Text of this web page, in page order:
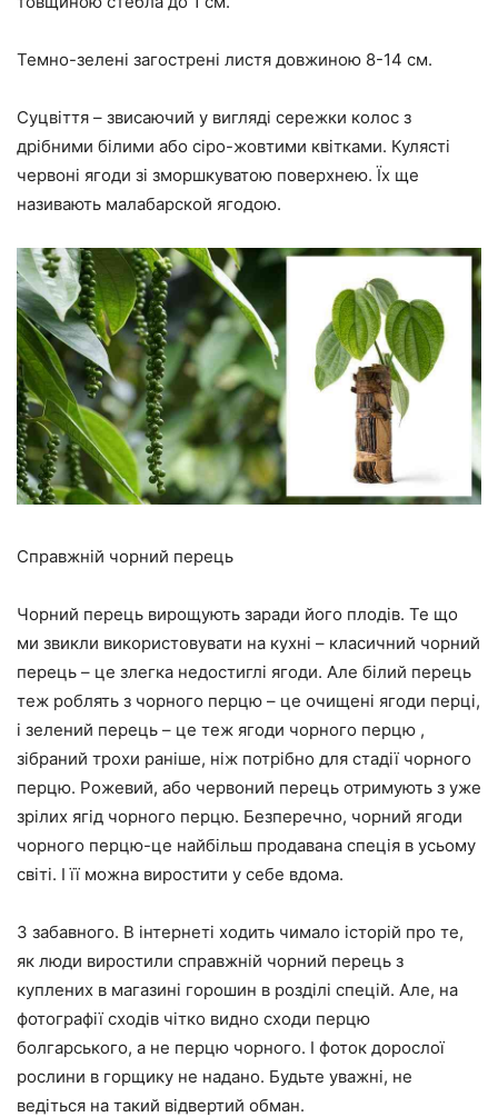
Темно-зелені загострені листя довжиною 8-14 см.
Суцвіття – звисаючий у вигляді сережки колос з
дрібними білими або сіро-жовтими квітками. Кулясті
червоні ягоди зі зморшкуватою поверхнею. Їх ще
називають малабарской ягодою.
Справжній чорний перець
Чорний перець вирощують заради його плодів. Те що
ми звикли використовувати на кухні – класичний чорний
перець – це злегка недостиглі ягоди. Але білий перець
теж роблять з чорного перцю – це очищені ягоди перці,
і зелений перець – це теж ягоди чорного перцю ,
зібраний трохи раніше, ніж потрібно для стадії чорного
перцю. Рожевий, або червоний перець отримують з уже
зрілих ягід чорного перцю. Безперечно, чорний ягоди
чорного перцю-це найбільш продавана спеція в усьому
світі. І її можна виростити у себе вдома.
З забавного. В інтернеті ходить чимало історій про те,
як люди виростили справжній чорний перець з
куплених в магазині горошин в розділі спецій. Але, на
фотографії сходів чітко видно сходи перцю
болгарського, а не перцю чорного. І фоток дорослої
рослини в горщику не надано. Будьте уважні, не
ведіться на такий відвертий обман.